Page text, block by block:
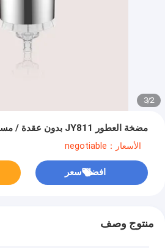
2
/
3
مضخة العطور JY811 بدون عقدة / مسمار - على / عقدة
الأسعار：negotiable
افضل سعر
منتوج وصف